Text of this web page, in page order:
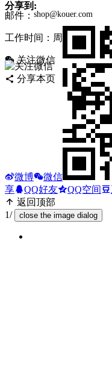
邮件：
工作时间：周一至周五，
关注微信
分享本页
分享到:
微博 微信
享
QQ好友 QQ空间
返回顶部
1/
close the image dialog